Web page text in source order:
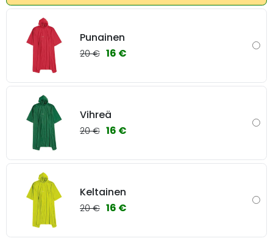
Punainen
20 € 16 €
Vihreä
20 € 16 €
Keltainen
20 € 16 €